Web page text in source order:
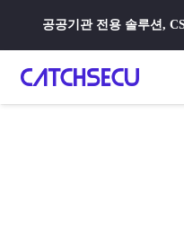
공공기관 전용 솔루션,